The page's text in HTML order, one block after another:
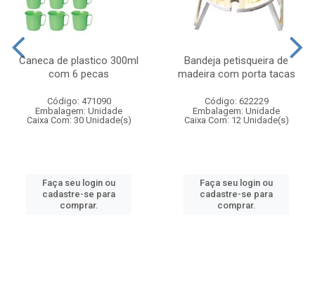
Caneca de plastico 300ml
com 6 pecas
Código: 471090
Embalagem: Unidade
Caixa Com: 30 Unidade(s)
Faça seu login ou
cadastre-se para
comprar.
Bandeja petisqueira de
madeira com porta tacas
Código: 622229
Embalagem: Unidade
Caixa Com: 12 Unidade(s)
Faça seu login ou
cadastre-se para
comprar.